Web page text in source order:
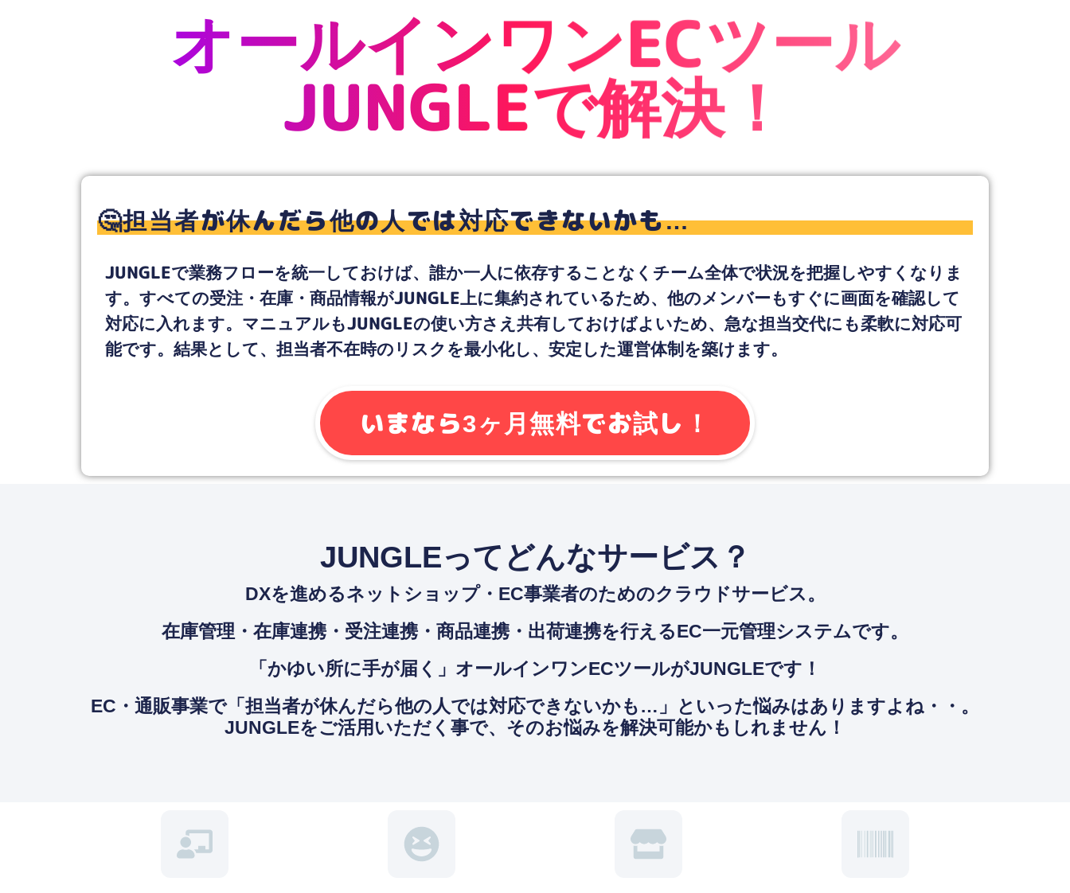
オールインワンECツール
JUNGLEで解決！
🤔担当者が休んだら他の人では対応できないかも…
JUNGLEで業務フローを統一しておけば、誰か一人に依存することなくチーム全体で状況を把握しやすくなりま
す。すべての受注・在庫・商品情報がJUNGLE上に集約されているため、他のメンバーもすぐに画面を確認して
対応に入れます。マニュアルもJUNGLEの使い方さえ共有しておけばよいため、急な担当交代にも柔軟に対応可
能です。結果として、担当者不在時のリスクを最小化し、安定した運営体制を築けます。
いまなら3ヶ月無料でお試し！
JUNGLEってどんなサービス？
DXを進めるネットショップ・EC事業者のためのクラウドサービス。
在庫管理・在庫連携・受注連携・商品連携・出荷連携を⾏えるEC⼀元管理システムです。
「かゆい所に⼿が届く」オールインワンECツールがJUNGLEです！
EC・通販事業で「担当者が休んだら他の人では対応できないかも…」といった悩みはありますよね・・。
JUNGLEをご活用いただく事で、そのお悩みを解決可能かもしれません！